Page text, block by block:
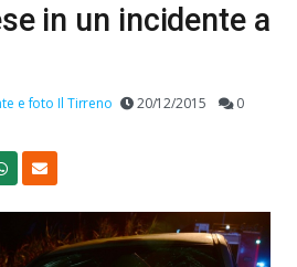
in un incidente a
e foto Il Tirreno 20/12/2015
0